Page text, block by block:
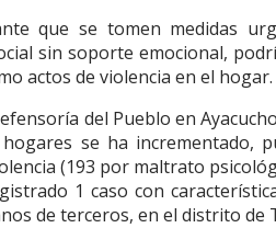
que se tomen medidas
sin soporte emocional,
actos de violencia en el hogar.
del Pueblo en
se ha incrementado,
(193 por maltrato
1 caso con
de terceros, en el distrito de